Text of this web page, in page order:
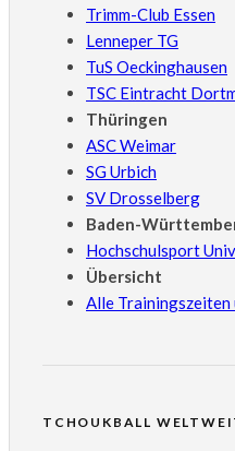
Trimm-Club Essen
Lenneper TG
TuS Oeckinghausen
TSC Eintracht
Thüringen
ASC Weimar
SG Urbich
SV Drosselberg
Baden-
Hochschulsport
Übersicht
Alle Trainingszeiten
TCHOUKBALL